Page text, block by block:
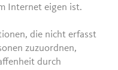
Internet eigen ist.
die nicht erfasst
zuzuordnen,
durch